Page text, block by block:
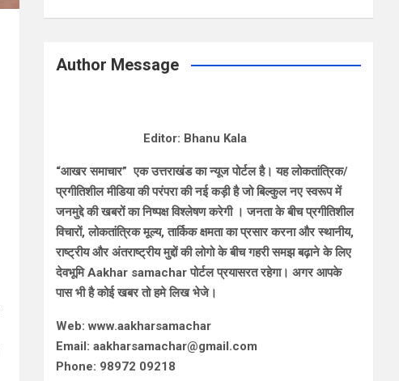
Author Message
Editor: Bhanu Kala
“आखर समाचार” एक उत्तराखंड का न्यूज पोर्टल है। यह लोकतांत्रिक/
प्रगीतिशील मीडिया की परंपरा की नई कड़ी है जो बिल्कुल नए स्वरूप में
जनमुद्दे की खबरों का निष्पक्ष विश्लेषण करेगी । जनता के बीच प्रगीतिशील
विचारों, लोकतांत्रिक मूल्य, तार्किक क्षमता का प्रसार करना और स्थानीय,
राष्ट्रीय और अंतराष्ट्रीय मुद्दों की लोगो के बीच गहरी समझ बढ़ाने के लिए
देवभूमि Aakhar samachar पोर्टल प्रयासरत रहेगा। अगर आपके
पास भी है कोई खबर तो हमे लिख भेजे।
Web: www.aakharsamachar
Email: aakharsamachar@gmail.com
Phone: 98972 09218